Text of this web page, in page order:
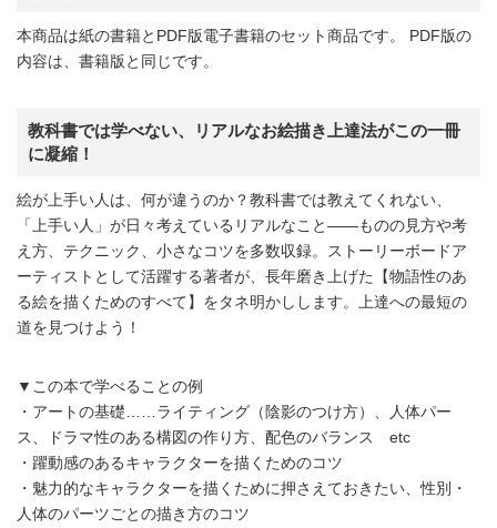
本商品は紙の書籍とPDF版電子書籍のセット商品です。 PDF版の
内容は、書籍版と同じです。
教科書では学べない、リアルなお絵描き上達法がこの一冊
に凝縮！
絵が上手い人は、何が違うのか？教科書では教えてくれない、
「上手い人」が日々考えているリアルなこと――ものの見方や考
え方、テクニック、小さなコツを多数収録。ストーリーボードア
ーティストとして活躍する著者が、長年磨き上げた【物語性のあ
る絵を描くためのすべて】をタネ明かしします。上達への最短の
道を見つけよう！
▼この本で学べることの例
・アートの基礎……ライティング（陰影のつけ方）、人体パー
ス、ドラマ性のある構図の作り方、配色のバランス etc
・躍動感のあるキャラクターを描くためのコツ
・魅力的なキャラクターを描くために押さえておきたい、性別・
人体のパーツごとの描き方のコツ